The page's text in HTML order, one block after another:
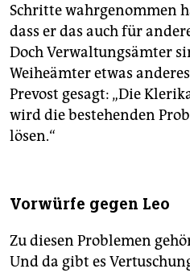
Schritte wahrgenommen
dass er das auch für
Doch Verwaltungsämter
Weiheämter etwas
Prevost gesagt: „Die
wird die bestehenden
lösen.“
Vorwürfe gegen Leo
Zu diesen Problemen
Und da gibt es